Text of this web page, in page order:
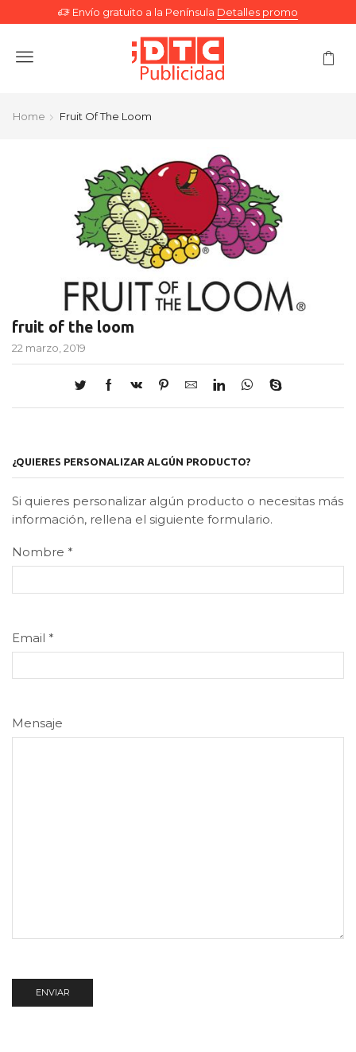
Envío gratuito a la Península Detalles promo
Menu
Home Fruit Of The Loom
fruit of the loom
22 marzo, 2019
¿QUIERES PERSONALIZAR ALGÚN PRODUCTO?
Si quieres personalizar algún producto o necesitas más
información, rellena el siguiente formulario.
Nombre *
Email *
Mensaje